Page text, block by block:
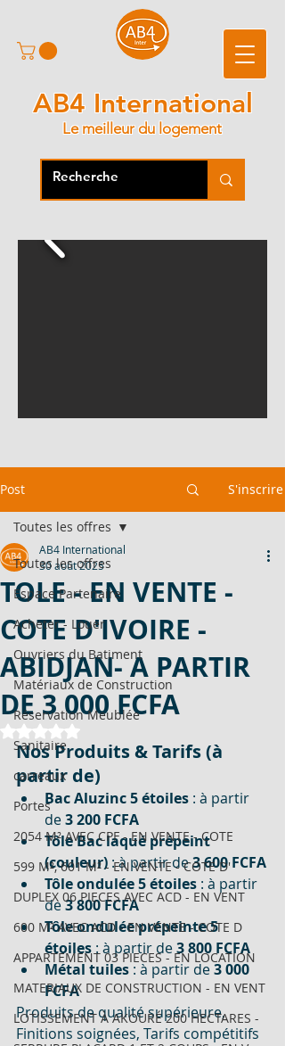
AB4 International
Le meilleur du logement
Post S'inscrire
Toutes les offres
Espace Partenaire
Acheter - Louer
Ouvriers du Batiment
Matériaux de Construction
Réservation Meublée
Sanitaire
carreaux
Portes
2054 M² AVEC CPF - EN VENTE - COTE
599 M², 601 M² - EN VENTE - COTE D'
DUPLEX 06 PIECES AVEC ACD - EN VENT
600 M² AVEC ACD - EN VENTE - COTE D
APPARTEMENT 03 PIECES - EN LOCATION
MATERIAUX DE CONSTRUCTION - EN VENT
LOTISSEMENT À AKOURÉ 200 HECTARES -
Toutes les offres
TOLE - EN VENTE -
COTE D'IVOIRE -
ABIDJAN- A PARTIR
DE 3 000 FCFA
AB4 International
30 août 2025
Noté NaN étoiles sur 5.
Nos Produits & Tarifs (à
partir de)
Bac Aluzinc 5 étoiles : à partir
de 3 200 FCFA
Tôle Bac laqué prépeint
(couleur) : à partir de 3 600 FCFA
Tôle ondulée 5 étoiles : à partir
de 3 800 FCFA
Tôle ondulée prépeinte 5
étoiles : à partir de 3 800 FCFA
Métal tuiles : à partir de 3 000
FCFA
Produits de qualité supérieure,
Finitions soignées, Tarifs compétitifs